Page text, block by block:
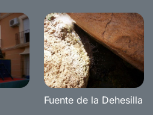
Fuente de la Dehesilla